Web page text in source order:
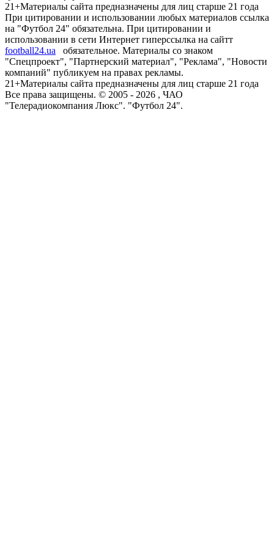
21+Материалы сайта предназначены для лиц старше 21 года
При цитировании и использовании любых материалов ссылка
на "Футбол 24" обязательна. При цитировании и
использовании в сети Интернет гиперссылка на сайтт
football24.ua
обязательное. Материалы со знаком
"Спецпроект", "Партнерский материал", "Реклама", "Новости
компаний" публикуем на правах рекламы.
21+Материалы сайта предназначены для лиц старше 21 года
Все права защищены. © 2005 - 2026 , ЧАО
"Телерадиокомпания Люкс". "Футбол 24".